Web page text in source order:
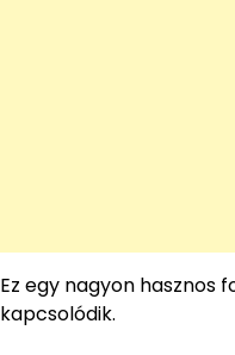
Ez egy nagyon hasznos
kapcsolódik.